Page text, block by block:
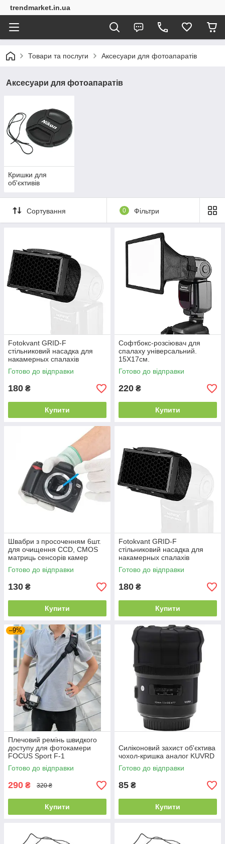
trendmarket.in.ua
Товари та послуги Аксесуари для фотоапаратів
Аксесуари для фотоапаратів
Кришки для
об'єктивів
Сортування 0 Фільтри
Fotokvant GRID-F
стільниковий насадка для
накамерных спалахів
Готово до відправки
180 ₴
Купити
Софтбокс-розсіювач для
спалаху універсальний.
15Х17см.
Готово до відправки
220 ₴
Купити
Швабри з просоченням 6шт.
для очищення CCD, CMOS
матриць сенсорів камер
Готово до відправки
130 ₴
Купити
Fotokvant GRID-F
стільниковий насадка для
накамерных спалахів
Готово до відправки
180 ₴
Купити
–9%
Плечовий ремінь швидкого
доступу для фотокамери
FOCUS Sport F-1
Готово до відправки
290 ₴ 320 ₴
Купити
Силіконовий захист об'єктива
чохол-кришка аналог KUVRD
Готово до відправки
85 ₴
Купити